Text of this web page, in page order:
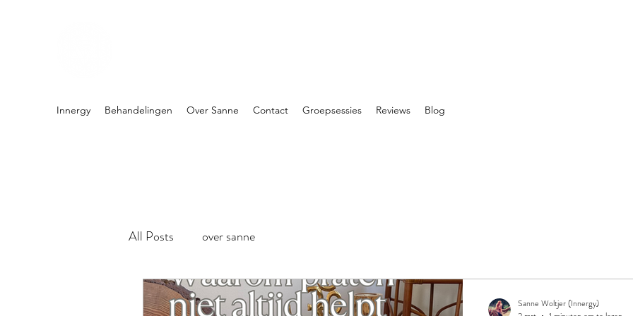
Innergy Behandelingen Over Sanne Contact Groepsessies Reviews Blog
All Posts over sanne
Sanne Woltjer (Innergy)